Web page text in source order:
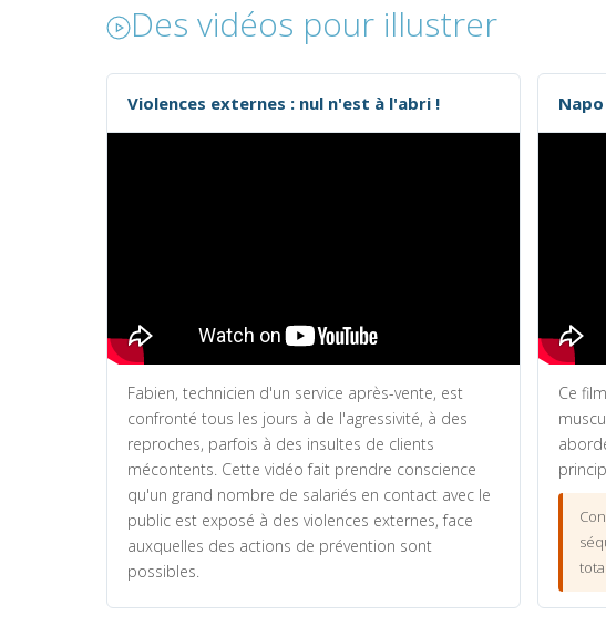
Des vidéos pour illustrer
Violences externes : nul n'est à l'abri !
Fabien, technicien d'un service après-vente, est
confronté tous les jours à de l'agressivité, à des
reproches, parfois à des insultes de clients
mécontents. Cette vidéo fait prendre conscience
qu'un grand nombre de salariés en contact avec le
public est exposé à des violences externes, face
auxquelles des actions de prévention sont
possibles.
Ce